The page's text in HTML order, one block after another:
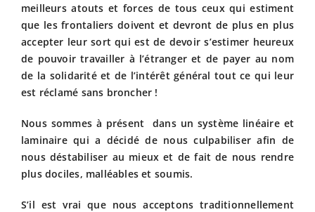
meilleurs atouts et forces de tous ceux qui estiment
que les frontaliers doivent et devront de plus en plus
accepter leur sort qui est de devoir s’estimer heureux
de pouvoir travailler à l’étranger et de payer au nom
de la solidarité et de l’intérêt général tout ce qui leur
est réclamé sans broncher !
Nous sommes à présent dans un système linéaire et
laminaire qui a décidé de nous culpabiliser afin de
nous déstabiliser au mieux et de fait de nous rendre
plus dociles, malléables et soumis.
S’il est vrai que nous acceptons traditionnellement